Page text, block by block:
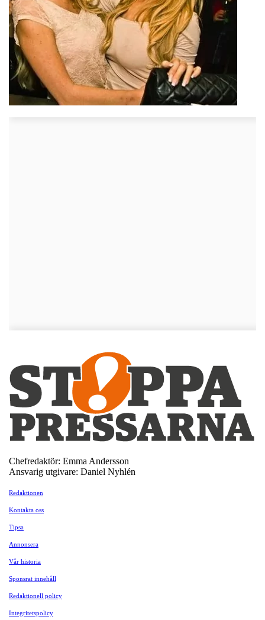
Chefredaktör: Emma Andersson
Ansvarig utgivare: Daniel Nyhlén
Redaktionen
Kontakta oss
Tipsa
Annonsera
Vår historia
Sponsrat innehåll
Redaktionell policy
Integritetspolicy